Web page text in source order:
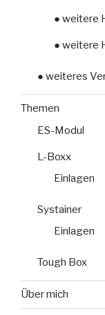
● weitere
● weitere
● weiteres
Themen
ES-Modul
L-Boxx
Einlagen
Systainer
Einlagen
Tough Box
Über mich